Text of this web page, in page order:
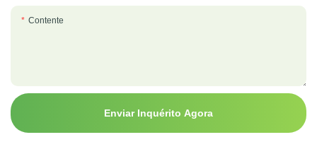
Contente
Enviar Inquérito Agora